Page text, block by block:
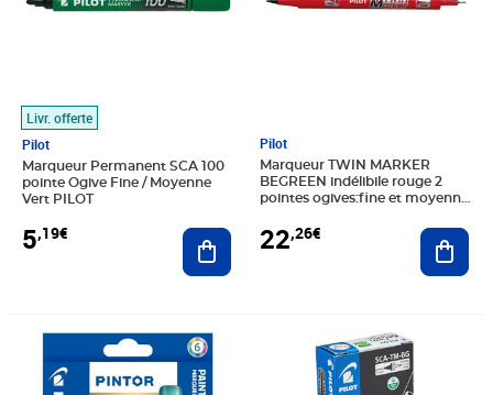
Livr. offerte
Pilot
Marqueur Permanent SCA 100
pointe Ogive Fine / Moyenne
Vert PILOT
5,19€ Ajouter au panier
Pilot
Marqueur TWIN MARKER
BEGREEN indélibile rouge 2
pointes ogives:fine et moyenne
22,26€
Prix barré 24,99€ Prix 23,07€